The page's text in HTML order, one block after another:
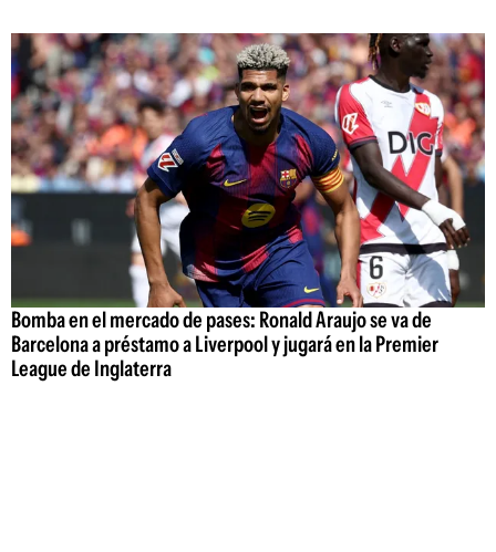
Bomba en el mercado de pases: Ronald Araujo se va de
Barcelona a préstamo a Liverpool y jugará en la Premier
League de Inglaterra